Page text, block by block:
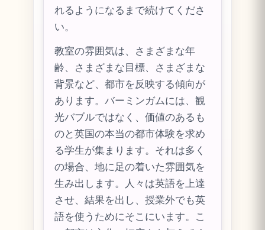
れるようになるまで続けてくださ
い。
教室の雰囲気は、さまざまな年
齢、さまざまな目標、さまざまな
背景など、都市を反映する傾向が
あります。バーミンガムには、観
光バブルではなく、価値のあるも
のと英国の本当の都市体験を求め
る学生が集まります。それは多く
の場合、地に足の着いた雰囲気を
生み出します。人々は英語を上達
させ、結果を出し、授業外でも英
語を使うためにそこにいます。こ